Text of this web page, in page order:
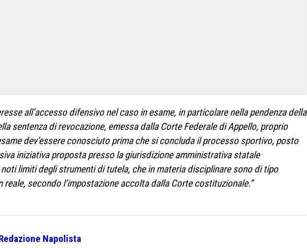
all’accesso difensivo nel caso in esame, in particolare nella pendenza della
sentenza di revocazione, emessa dalla Corte Federale di Appello, proprio
dev’essere conosciuto prima che si concluda il processo sportivo, posto
iniziativa proposta presso la giurisdizione amministrativa statale
limiti degli strumenti di tutela, che in materia disciplinare sono di tipo
reale, secondo l’impostazione accolta dalla Corte costituzionale.”
Napolista